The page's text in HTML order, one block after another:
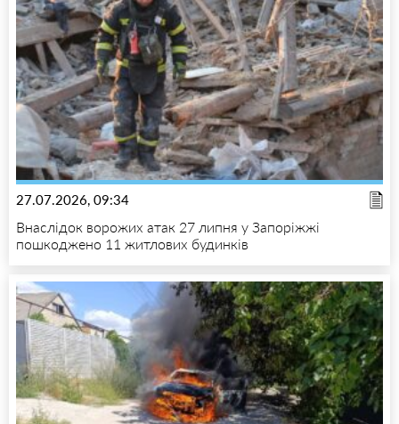
27.07.2026, 09:34
Внаслідок ворожих атак 27 липня у Запоріжжі
пошкоджено 11 житлових будинків